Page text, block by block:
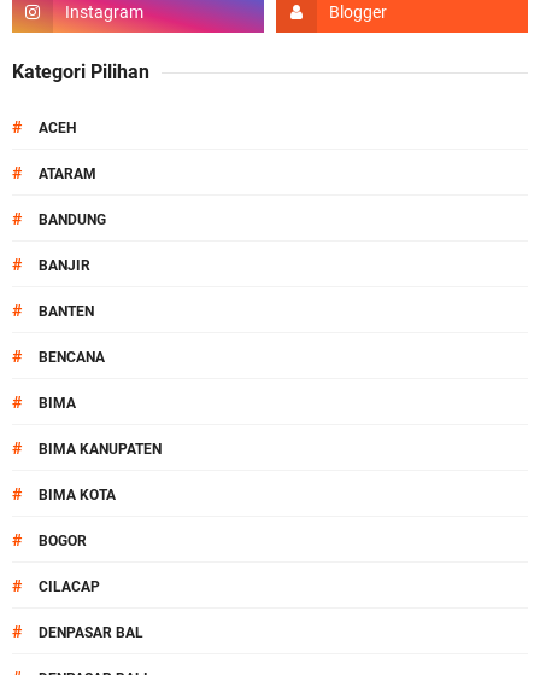
Kategori Pilihan
# ACEH
# ATARAM
# BANDUNG
# BANJIR
# BANTEN
# BENCANA
# BIMA
# BIMA KANUPATEN
# BIMA KOTA
# BOGOR
# CILACAP
# DENPASAR BAL